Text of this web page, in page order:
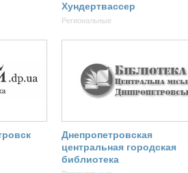
Хундертвассер
Региональные
Днепропетровская
центральная городская
библиотека